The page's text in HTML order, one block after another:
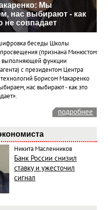
Мы
нас выбирают - как
не совпадает
беседы Школы
просвещения (признана Минюстом
выполняющей функции
с президентом Центра
Борисом Макаренко
нас выбирают - как это
подробнее
Никита Масленников
Банк России снизил
ставку и ужесточил
сигнал